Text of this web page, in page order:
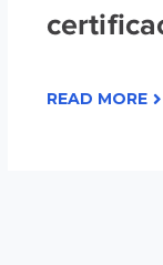
READ MORE